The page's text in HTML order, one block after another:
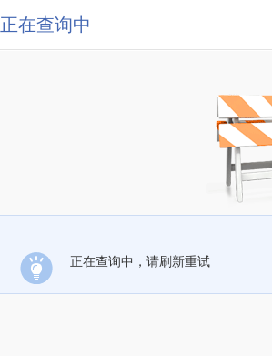
正在查询中
正在查询中，请刷新重试